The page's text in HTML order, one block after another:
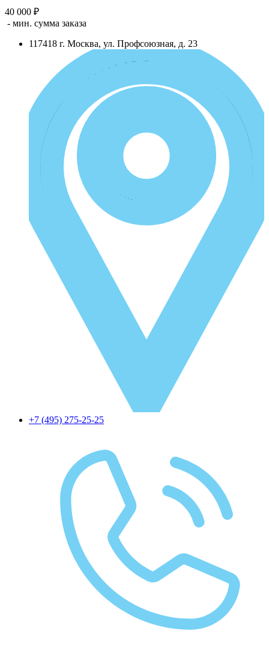
40 000 ₽
- мин. сумма заказа
117418 г. Москва, ул. Профсоюзная, д. 23
+7 (495) 275-25-25